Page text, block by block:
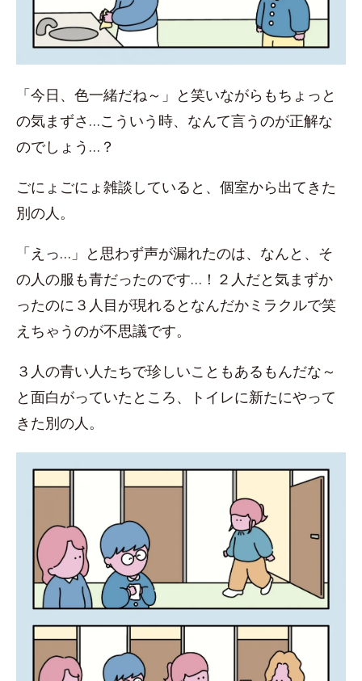
「今日、色一緒だね～」と笑いながらもちょっと
の気まずさ…こういう時、なんて言うのが正解な
のでしょう…？
ごにょごにょ雑談していると、個室から出てきた
別の人。
「えっ…」と思わず声が漏れたのは、なんと、そ
の人の服も青だったのです…！２人だと気まずか
ったのに３人目が現れるとなんだかミラクルで笑
えちゃうのが不思議です。
３人の青い人たちで珍しいこともあるもんだな～
と面白がっていたところ、トイレに新たにやって
きた別の人。